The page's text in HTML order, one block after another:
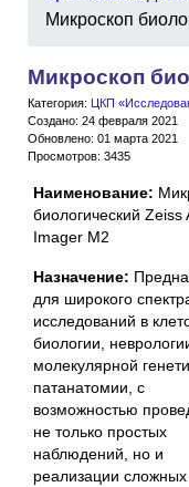
Микроскоп
Микроскоп
Категория: ЦКП
Создано: 24 февраля 2021
Обновлено: 01 марта 2021
Просмотров: 3435
Наименование:
биологический Zeiss
Imager M2
Назначение:
для широкого
исследований в
биологии,
молекулярной
патанатомии, с
возможностью
не только простых
наблюдений, но и
реализации сложных